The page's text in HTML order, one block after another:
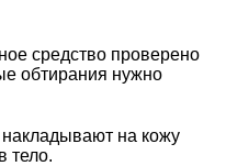
средство проверено
обтирания нужно
на кожу
тело.